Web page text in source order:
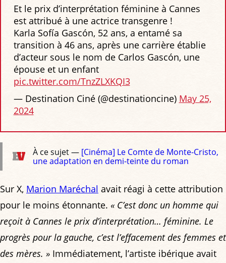
Et le prix d’interprétation féminine à Cannes
est attribué à une actrice transgenre !
Karla Sofía Gascón, 52 ans, a entamé sa
transition à 46 ans, après une carrière établie
d’acteur sous le nom de Carlos Gascón, une
épouse et un enfant
pic.twitter.com/TnzZLXKQI3
— Destination Ciné (@destinationcine) May 25,
2024
À ce sujet — [Cinéma] Le Comte de Monte-Cristo,
une adaptation en demi-teinte du roman
Sur X, Marion Maréchal avait réagi à cette attribution
pour le moins étonnante. « C’est donc un homme qui
reçoit à Cannes le prix d’interprétation… féminine. Le
progrès pour la gauche, c’est l’effacement des femmes et
des mères. » Immédiatement, l’artiste ibérique avait